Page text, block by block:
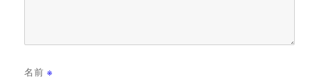
名前※